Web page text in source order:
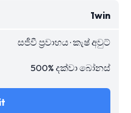
1win
සජීවී ප්‍රවාහය · කැෂ් අවුට්
500% දක්වා බෝනස්